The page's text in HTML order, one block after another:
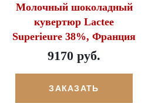
Молочный шоколадный
кувертюр Lactee
Superieure 38%, Франция
9170 руб.
ЗАКАЗАТЬ